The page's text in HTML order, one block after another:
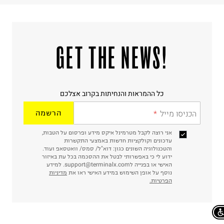
!GET THE NEWS
כל ההמראות והנחיתות בקרוב אצלכם
הכניסו מייל הרשמה
אני רוצה לקבל מטרמינל איקס מידע ופרסום על הטבות,
עדכונים וקולקציות חדשות באמצעי התקשרות
והטכנולוגיה השונים כגון: דוא"ל/ סמס/ וואטסאפ ועוד.
ידוע לי כי באפשרותי לבטל את ההסכמה בכל עת באיזור
האישי או בפנייה לsupport@terminalx.com. למידע
נוסף על אופן השימוש במידע האישי ראו את מדיניות
הפרטיות.